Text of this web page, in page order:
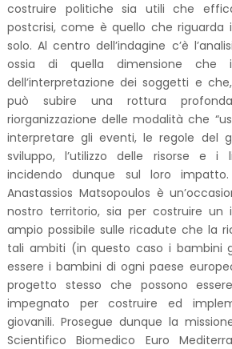
costruire politiche sia utili che
postcrisi, come è quello che riguarda
solo. Al centro dell’indagine c’è
ossia di quella dimensione che
dell’interpretazione dei soggetti e
può subire una rottura
riorganizzazione delle modalità che
interpretare gli eventi, le regole del
sviluppo, l’utilizzo delle risorse e i
incidendo dunque sul loro
Anastassios Matsopoulos è
nostro territorio, sia per costruire un
ampio possibile sulle ricadute che la
tali ambiti (in questo caso i bambini
essere i bambini di ogni paese
progetto stesso che possono
impegnato per costruire ed
giovanili. Prosegue dunque la
Scientifico Biomedico Euro